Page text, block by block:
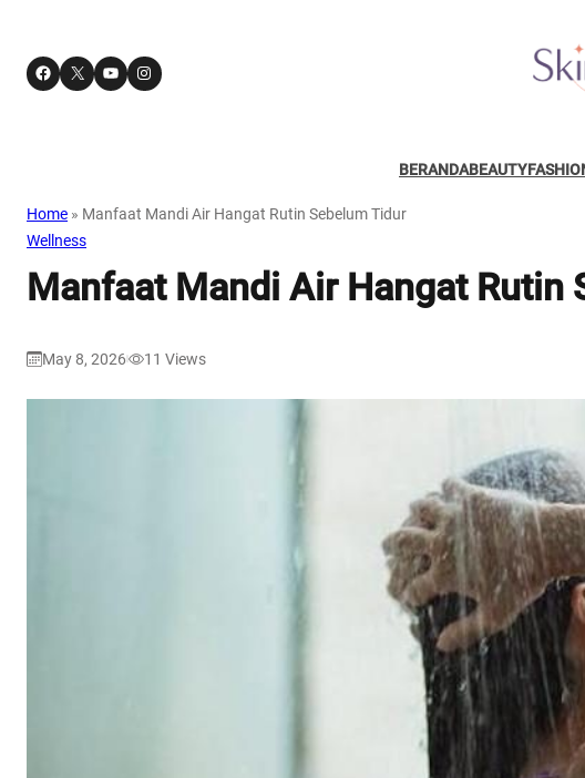
Facebook X YouTube Instagram
BERANDABEAUTY
Home » Manfaat Mandi Air Hangat Rutin Sebelum Tidur
Wellness
Manfaat Mandi Air Hangat Rutin
May 8, 2026 11 Views